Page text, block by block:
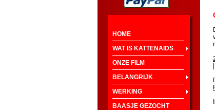
HOME
WAT IS KATTENAIDS
ONZE FILM
BELANGRIJK
WERKING
BAASJE GEZOCHT